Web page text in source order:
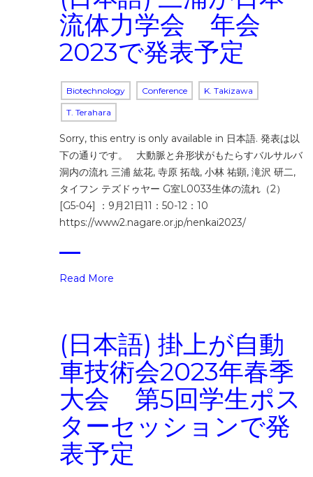
流体力学会 年会
2023で発表予定
Biotechnology Conference K. Takizawa
T. Terahara
Sorry, this entry is only available in 日本語. 発表は以
下の通りです。 大動脈と弁形状がもたらすバルサルバ
洞内の流れ 三浦 紘花, 寺原 拓哉, 小林 祐顕, 滝沢 研二,
タイフン テズドゥヤー G室L0033生体の流れ（2）
[G5-04] ：9月21日11：50-12：10
https://www2.nagare.or.jp/nenkai2023/
Read More
(日本語) 掛上が自動
車技術会2023年春季
大会 第5回学生ポス
ターセッションで発
表予定